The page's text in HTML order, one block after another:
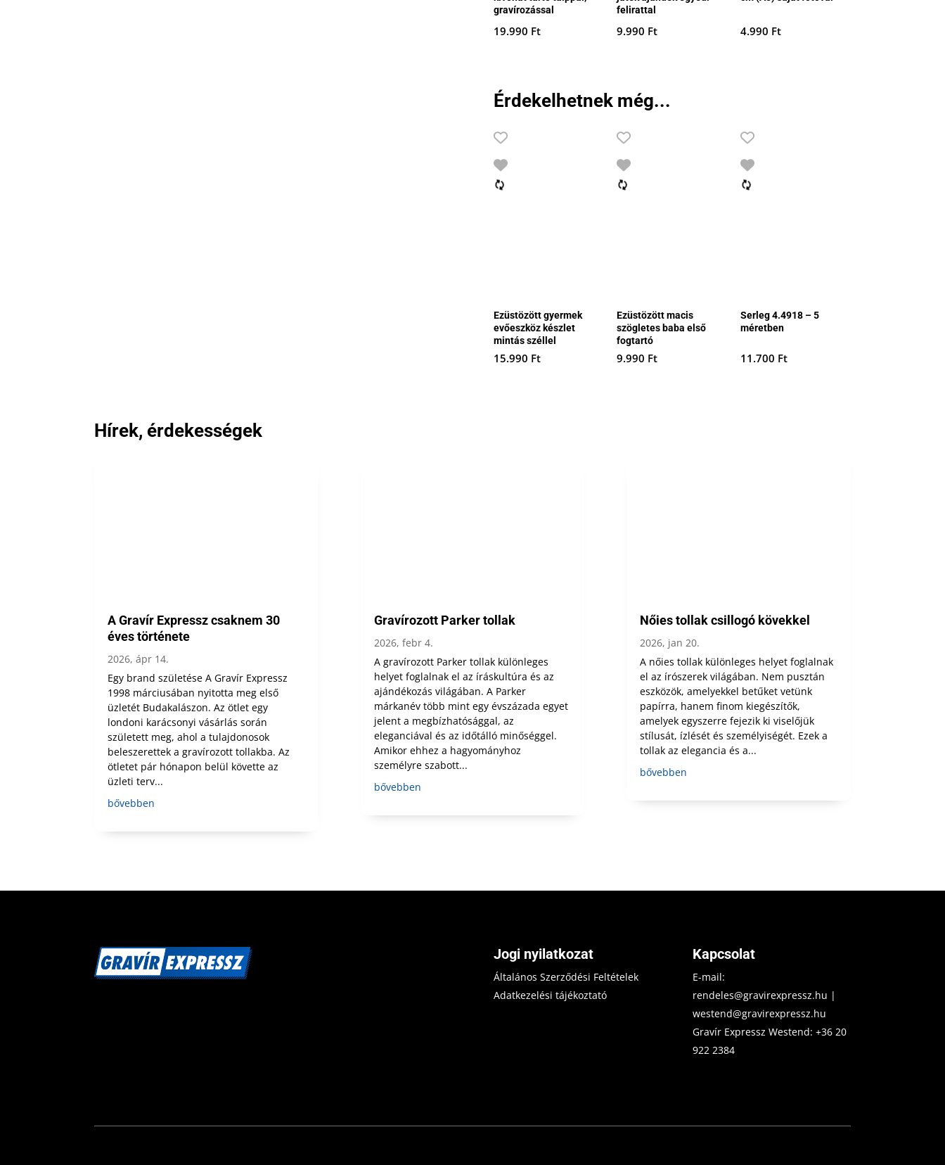
gravírozással
19.990 Ft
felirattal
9.990 Ft 4.990 Ft
Érdekelhetnek még...
Ezüstözött gyermek
evőeszköz készlet
mintás széllel
15.990 Ft
Ezüstözött macis
szögletes baba első
fogtartó
9.990 Ft
Serleg 4.4918 – 5
méretben
11.700 Ft
Hírek, érdekességek
A Gravír Expressz csaknem 30
éves története
2026, ápr 14.
Egy brand születése A Gravír Expressz
1998 márciusában nyitotta meg első
üzletét Budakalászon. Az ötlet egy
londoni karácsonyi vásárlás során
született meg, ahol a tulajdonosok
beleszerettek a gravírozott tollakba. Az
ötletet pár hónapon belül követte az
üzleti terv...
bővebben
Gravírozott Parker tollak
2026, febr 4.
A gravírozott Parker tollak különleges
helyet foglalnak el az íráskultúra és az
ajándékozás világában. A Parker
márkanév több mint egy évszázada egyet
jelent a megbízhatósággal, az
eleganciával és az időtálló minőséggel.
Amikor ehhez a hagyományhoz
személyre szabott...
bővebben
Nőies tollak csillogó kövekkel
2026, jan 20.
A nőies tollak különleges helyet foglalnak
el az írószerek világában. Nem pusztán
eszközök, amelyekkel betűket vetünk
papírra, hanem finom kiegészítők,
amelyek egyszerre fejezik ki viselőjük
stílusát, ízlését és személyiségét. Ezek a
tollak az elegancia és a...
bővebben
Jogi nyilatkozat
Általános Szerződési Feltételek
Adatkezelési tájékoztató
Kapcsolat
E-mail:
rendeles@gravirexpressz.hu |
westend@gravirexpressz.hu
Gravír Expressz Westend:+36 20
922 2384